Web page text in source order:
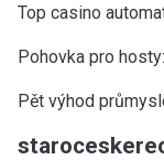
Top casino
Pohovka pro
Pět výhod